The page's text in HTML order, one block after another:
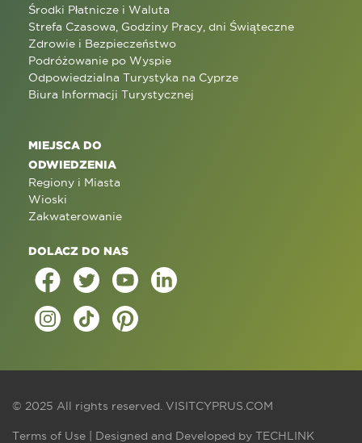
Środki Płatnicze i Waluta
Strefa Czasowa, Godziny Pracy, dni Świąteczne
Zdrowie i Bezpieczeństwo
Podróżowanie po Wyspie
Odpowiedzialna Turystyka na Cyprze
Biura Informacji Turystycznej
MIEJSCA DO
ODWIEDZENIA
Regiony i Miasta
Wioski
Zakwaterowanie
DOLACZ DO NAS
© 2025 All rights reserved. VISITCYPRUS.COM
Terms of Use | Designed and Developed by TECHLINK